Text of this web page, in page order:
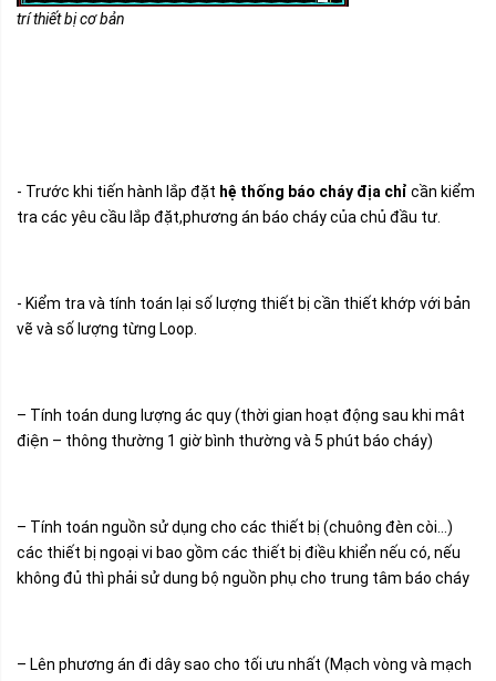
trí thiết bị cơ bản
- Trước khi tiến hành lắp đặt hệ thống báo cháy địa chỉ cần kiểm
tra các yêu cầu lắp đặt,phương án báo cháy của chủ đầu tư.
- Kiểm tra và tính toán lại số lượng thiết bị cần thiết khớp với bản
vẽ và số lượng từng Loop.
– Tính toán dung lượng ác quy (thời gian hoạt động sau khi mât
điện – thông thường 1 giờ bình thường và 5 phút báo cháy)
– Tính toán nguồn sử dụng cho các thiết bị (chuông đèn còi…)
các thiết bị ngoại vi bao gồm các thiết bị điều khiển nếu có, nếu
không đủ thì phải sử dung bộ nguồn phụ cho trung tâm báo cháy
– Lên phương án đi dây sao cho tối ưu nhất (Mạch vòng và mạch